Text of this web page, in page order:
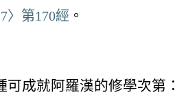
〉第170經 。
成就阿羅漢的修學次第：